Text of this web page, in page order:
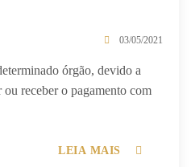
03/05/2021
órgão, devido a
receber o pagamento com
LEIA MAIS